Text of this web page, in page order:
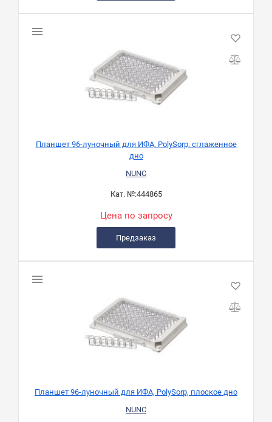
Планшет 96-луночный для ИФА, PolySorp, сглаженное
дно
NUNC
Кат. №:444865
Цена по запросу
Предзаказ
Планшет 96-луночный для ИФА, PolySorp, плоское дно
NUNC